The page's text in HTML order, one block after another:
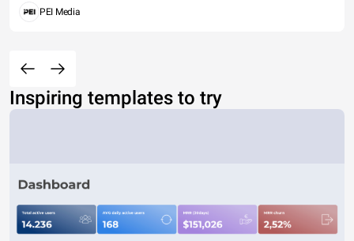
PEI Media
Inspiring templates to try